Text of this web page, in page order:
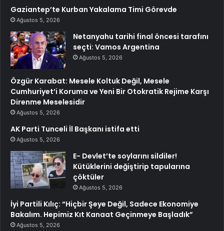
Gaziantep’te Kurban Yakalama Timi Görevde
Ağustos 5, 2026
Netanyahu tarihi final öncesi tarafını
seçti: Vamos Argentina
Ağustos 5, 2026
Özgür Karabat: Mesele Koltuk Değil, Mesele
Cumhuriyet’i Koruma ve Yeni Bir Otokratik Rejime Karşı
Direnme Meselesidir
Ağustos 5, 2026
AK Parti Tunceli İl Başkanı istifa etti
Ağustos 5, 2026
E- Devlet’te soylarını sildiler!
Kütüklerini değiştirip tapularına
çöktüler
Ağustos 5, 2026
İyi Partili Kılıç: “Hiçbir Şeye Değil, Sadece Ekonomiye
Bakalım. Hepimiz Kıt Kanaat Geçinmeye Başladık”
Ağustos 5, 2026